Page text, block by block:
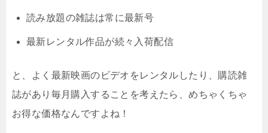
読み放題の雑誌は常に最新号
最新レンタル作品が続々入荷配信
と、よく最新映画のビデオをレンタルしたり、購読雑
誌があり毎月購入することを考えたら、めちゃくちゃ
お得な価格なんですよね！